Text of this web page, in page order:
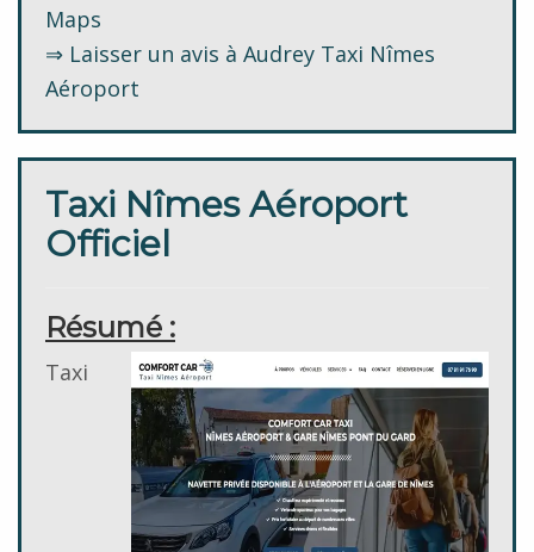
Maps
⇒ Laisser un avis à Audrey Taxi Nîmes
Aéroport
Taxi Nîmes Aéroport
Officiel
Résumé :
Taxi